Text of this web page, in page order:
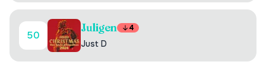
50
Juligen 4
Just D